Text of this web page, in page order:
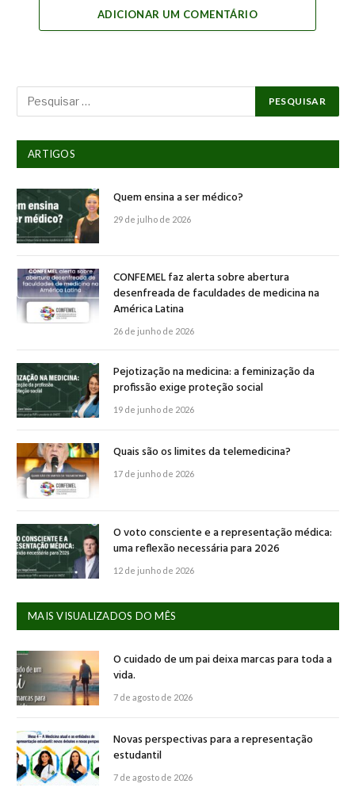
ADICIONAR UM COMENTÁRIO
ARTIGOS
Quem ensina a ser médico?
29 de julho de 2026
CONFEMEL faz alerta sobre abertura
desenfreada de faculdades de medicina na
América Latina
26 de junho de 2026
Pejotização na medicina: a feminização da
profissão exige proteção social
19 de junho de 2026
Quais são os limites da telemedicina?
17 de junho de 2026
O voto consciente e a representação médica:
uma reflexão necessária para 2026
12 de junho de 2026
MAIS VISUALIZADOS DO MÊS
O cuidado de um pai deixa marcas para toda a
vida.
7 de agosto de 2026
Novas perspectivas para a representação
estudantil
7 de agosto de 2026